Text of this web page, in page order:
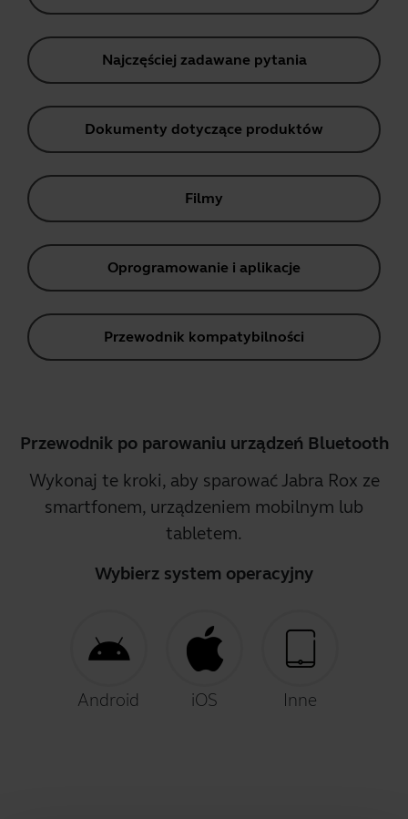
Najczęściej zadawane pytania
Dokumenty dotyczące produktów
Filmy
Oprogramowanie i aplikacje
Przewodnik kompatybilności
Przewodnik po parowaniu urządzeń Bluetooth
Wykonaj te kroki, aby sparować Jabra Rox ze
smartfonem, urządzeniem mobilnym lub
tabletem.
Wybierz system operacyjny
Android iOS Inne